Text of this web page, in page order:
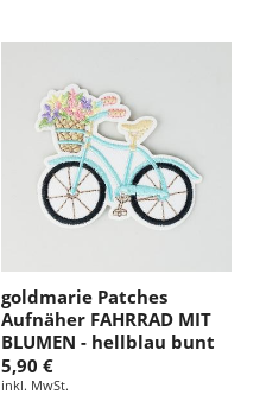
goldmarie Patches
Aufnäher FAHRRAD MIT
BLUMEN - hellblau bunt
5,90 €
inkl. MwSt.